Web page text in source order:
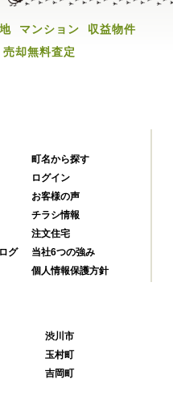
マンション
収益物件
売却無料査定
町名から探す
ログイン
お客様の声
チラシ情報
注文住宅
グ
当社6つの強み
個人情報保護方針
渋川市
玉村町
吉岡町